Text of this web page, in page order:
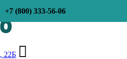
+7 (800) 333-56-06
22Б